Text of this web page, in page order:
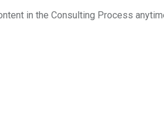
in the Consulting Process